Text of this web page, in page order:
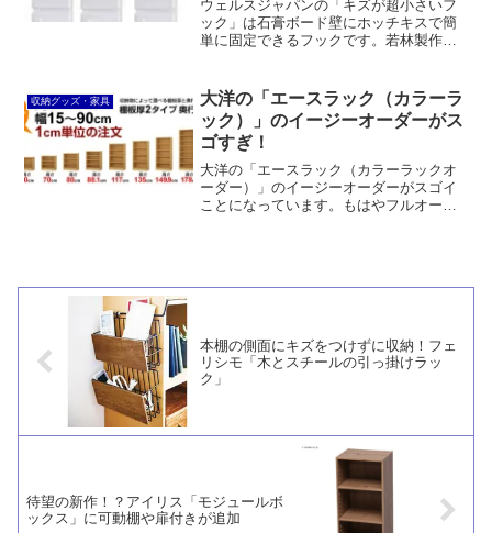
ウェルスジャパンの「キズが超小さいフ
ック」は石膏ボード壁にホッチキスで簡
単に固定できるフックです。若林製作所
いと言えます。
収納グッズ・家具
大洋の「エースラック（カラーラ
ック）」のイージーオーダーがス
ゴすぎ！
大洋の「エースラック（カラーラックオ
ーダー）」のイージーオーダーがスゴイ
ことになっています。もはやフルオーダ
ます。
本棚の側面にキズをつけずに収納！フェ
リシモ「木とスチールの引っ掛けラッ
ク」
待望の新作！？アイリス「モジュールボ
ックス」に可動棚や扉付きが追加